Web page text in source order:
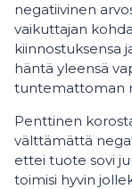
negatiivinen
vaikuttajan
kiinnostuksensa
häntä yleensä
tuntemattoman
Penttinen
välttämättä
ettei tuote sovi
toimisi hyvin